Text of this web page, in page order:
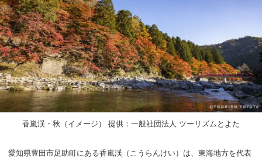
香嵐渓・秋（イメージ） 提供：一般社団法人 ツーリズムとよた
愛知県豊田市足助町にある香嵐渓（こうらんけい）は、東海地方を代表